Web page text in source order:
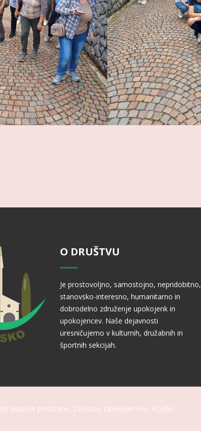
O DRUŠTVU
Je prostovoljno, samostojno, nepridobitno,
stanovsko-interesno, humanitarno in
dobrodelno združenje upokojenk in
upokojencev. Naše dejavnosti
uresničujemo v kulturnih, družabnih in
športnih sekcijah.
pravice pridržane, Društvo Upokojenvec Kojsko